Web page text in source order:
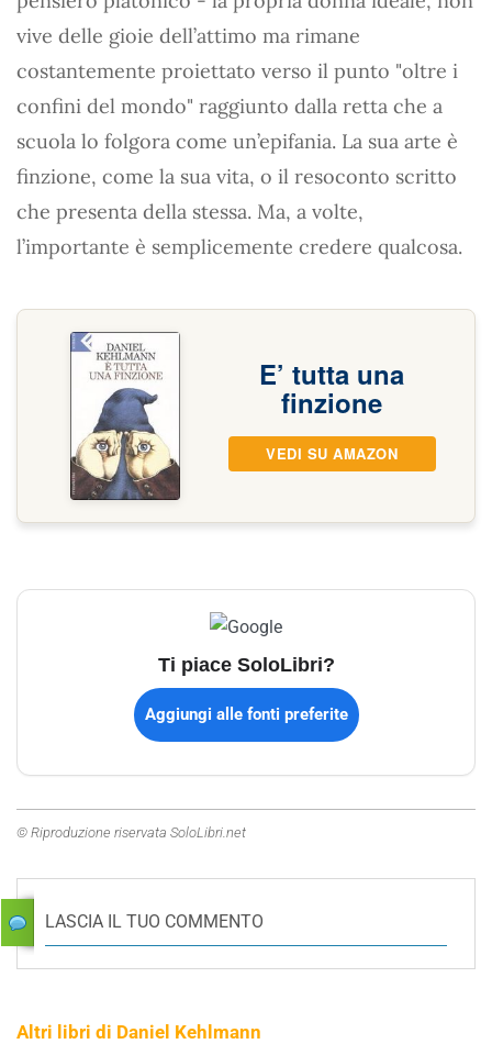
vive delle gioie dell’attimo ma rimane
costantemente proiettato verso il punto "oltre i
confini del mondo" raggiunto dalla retta che a
scuola lo folgora come un’epifania. La sua arte è
finzione, come la sua vita, o il resoconto scritto
che presenta della stessa. Ma, a volte,
l’importante è semplicemente credere qualcosa.
E’ tutta una
finzione
VEDI SU AMAZON
Ti piace SoloLibri?
Aggiungi alle fonti preferite
© Riproduzione riservata SoloLibri.net
LASCIA IL TUO COMMENTO
Altri libri di Daniel Kehlmann